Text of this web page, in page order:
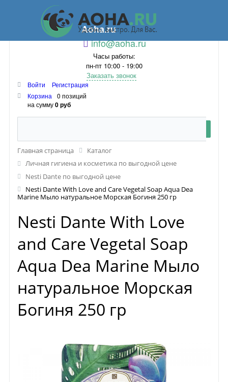
Aoha.ru
info@aoha.ru
Часы работы:
пн-пт 10:00 - 19:00
Заказать звонок
Войти
Регистрация
Корзина
0 позиций
на сумму0 руб
Главная страница
Каталог
Личная гигиена и косметика по выгодной цене
Nesti Dante по выгодной цене
Nesti Dante With Love and Care Vegetal Soap Aqua Dea
Marine Мыло натуральное Морская Богиня 250 гр
Nesti Dante With Love
and Care Vegetal Soap
Aqua Dea Marine Мыло
натуральное Морская
Богиня 250 гр